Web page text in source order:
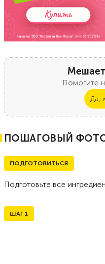
Помогите
Да,
ПОШАГОВЫЙ
ПОДГОТОВИТЬСЯ
Подготовьте все
ШАГ 1